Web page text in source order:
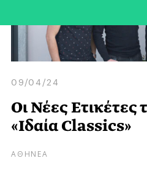
09/04/24
Οι Νέες Ετικέτες
«Ιδαία Classics»
ΑΘΗΝΕΑ